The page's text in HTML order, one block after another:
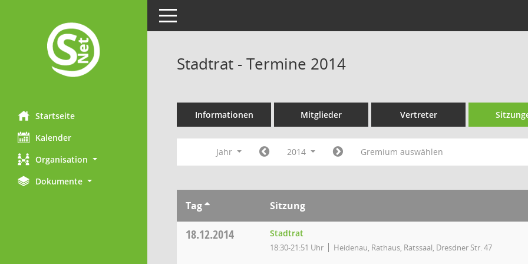
Startseite
Kalender
Organisation
Dokumente
Toggle navigation
Stadtrat - Termine 2014
Informationen Mitglieder Vertreter
Jahr 2014 Gremium auswählen
Tag Sitzung
18.12.2014 Stadtrat
18:30-21:51 Uhr Heidenau, Rathaus, Ratssaal, Dresdner Str. 47